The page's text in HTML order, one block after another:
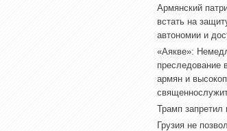
Армянский
встать на
автономии и
«Аякве»:
преследование
армян и
Трамп
Грузия не